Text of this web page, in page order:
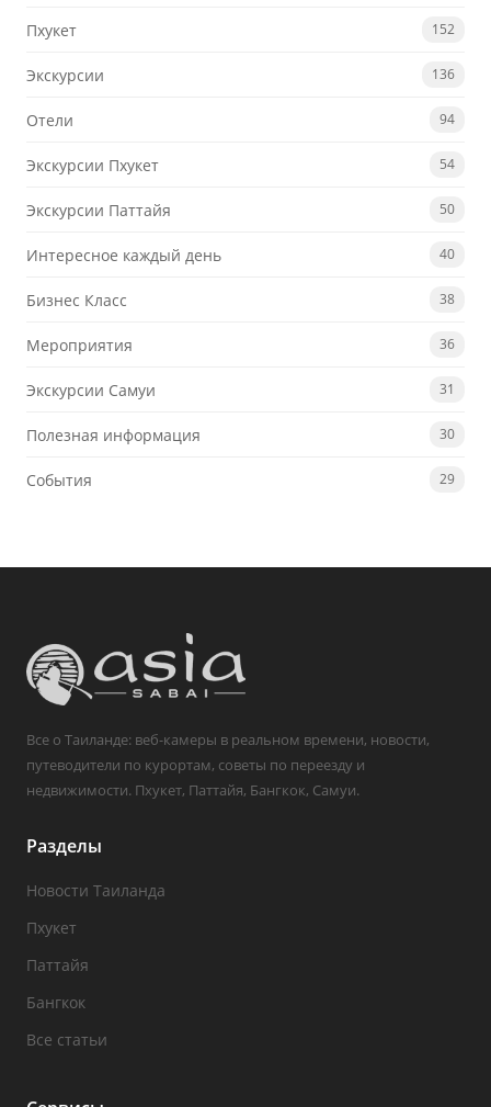
Пхукет 152
Экскурсии 136
Отели 94
Экскурсии Пхукет 54
Экскурсии Паттайя 50
Интересное каждый день 40
Бизнес Класс 38
Мероприятия 36
Экскурсии Самуи 31
Полезная информация 30
События 29
Все о Таиланде: веб-камеры в реальном времени, новости,
путеводители по курортам, советы по переезду и
недвижимости. Пхукет, Паттайя, Бангкок, Самуи.
Разделы
Новости Таиланда
Пхукет
Паттайя
Бангкок
Все статьи